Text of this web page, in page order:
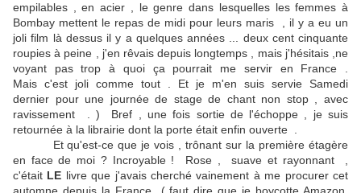
empilables , en acier , le genre dans lesquelles les femmes à
Bombay mettent le repas de midi pour leurs maris , il y a eu un
joli film là dessus il y a quelques années ... deux cent cinquante
roupies à peine , j'en rêvais depuis longtemps , mais j'hésitais ,ne
voyant pas trop à quoi ça pourrait me servir en France .
Mais c'est joli comme tout . Et je m'en suis servie Samedi
dernier pour une journée de stage de chant non stop , avec
ravissement . ) Bref , une fois sortie de l'échoppe , je suis
retournée à la librairie dont la porte était enfin ouverte .
Et qu'est-ce que je vois , trônant sur la première étagère
en face de moi ? Incroyable ! Rose , suave et rayonnant ,
c'était LE livre que j'avais cherché vainement à me procurer cet